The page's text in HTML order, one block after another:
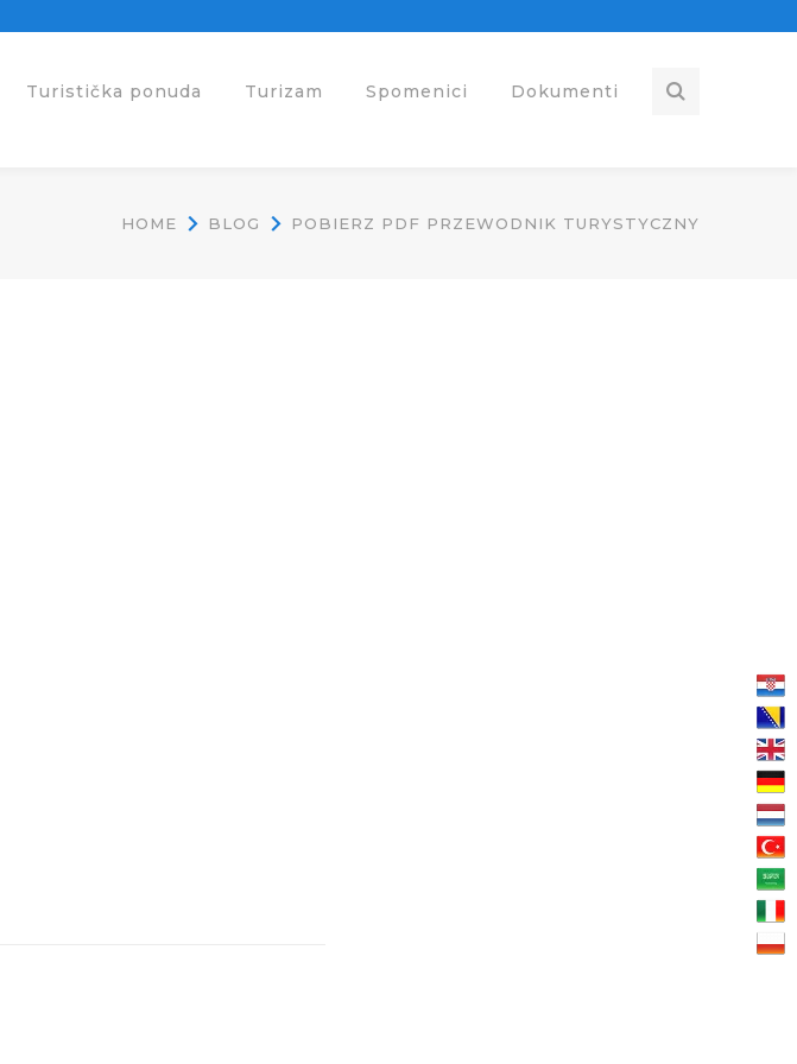
Turistička ponuda Turizam Spomenici Dokumenti
HOME BLOG POBIERZ PDF PRZEWODNIK TURYSTYCZNY